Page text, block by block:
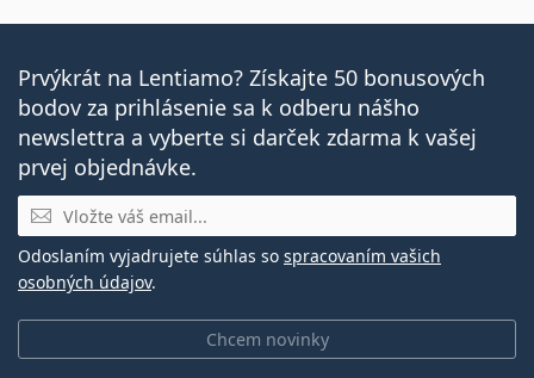
Prvýkrát na Lentiamo? Získajte 50 bonusových
bodov za prihlásenie sa k odberu nášho
newslettra a vyberte si darček zdarma k vašej
prvej objednávke.
E-mail
Chcem novinky
Odoslaním vyjadrujete súhlas so spracovaním vašich
osobných údajov.